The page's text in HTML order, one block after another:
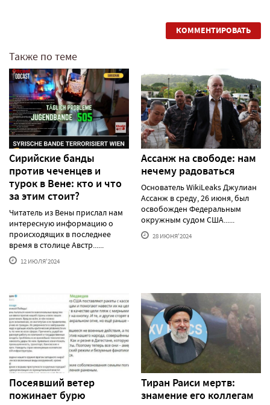
КОММЕНТИРОВАТЬ
Также по теме
Сирийские банды
против чеченцев и
турок в Вене: кто и что
за этим стоит?
Читатель из Вены прислал нам
интересную информацию о
происходящих в последнее
время в столице Австр......
12 ИЮЛЯ'2024
Ассанж на свободе: нам
нечему радоваться
Основатель WikiLeaks Джулиан
Ассанж в среду, 26 июня, был
освобожден Федеральным
окружным судом США......
28 ИЮНЯ'2024
Посеявший ветер
пожинает бурю
Тиран Раиси мертв:
знамение его коллегам